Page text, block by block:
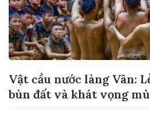
Vật cầu nước làng Vân:
bùn đất và khát vọng